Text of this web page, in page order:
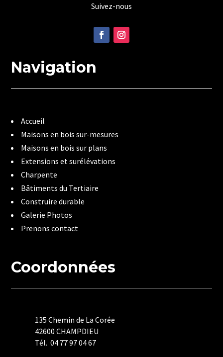
Suivez-nous
Navigation
Accueil
Maisons en bois sur-mesures
Maisons en bois sur plans
Extensions et surélévations
Charpente
Bâtiments du Tertiaire
Construire durable
Galerie Photos
Prenons contact
Coordonnées
135 Chemin de La Corée
42600 CHAMPDIEU
Tél. 04 77 97 04 67